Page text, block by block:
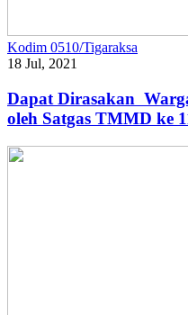
Kodim 0510/Tigaraksa
18 Jul, 2021
Dapat Dirasakan
oleh Satgas TMMD ke